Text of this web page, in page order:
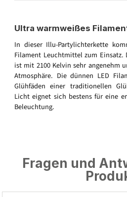
Ultra warmweißes
In dieser Illu-Partylichterkette
Filament Leuchtmittel zum Einsatz.
ist mit 2100 Kelvin sehr angenehm
Atmosphäre. Die dünnen LED
Glühfäden einer traditionellen
Licht eignet sich bestens für eine
Beleuchtung.
Fragen und